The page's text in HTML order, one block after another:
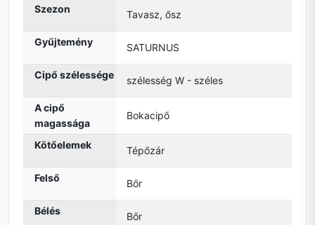
Szezon Tavasz, ősz
Gyűjtemény SATURNUS
Cipő szélessége szélesség W - széles
A cipő
magassága
Bokacipő
Kötőelemek Tépőzár
Felső Bőr
Bélés Bőr